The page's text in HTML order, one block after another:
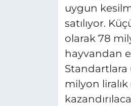
uygun
satılıyor.
olarak 78
hayvandan
Standartlara
milyon